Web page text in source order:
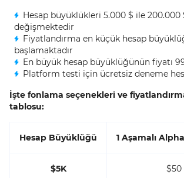
Hesap büyüklükleri 5.000 $ ile 200.000
değişmektedir
Fiyatlandırma en küçük hesap
başlamaktadır
En büyük hesap büyüklüğünün fiyatı
Platform testi için ücretsiz deneme
İşte fonlama seçenekleri ve
tablosu:
Hesap Büyüklüğü 1 Aşamalı
$5K $50